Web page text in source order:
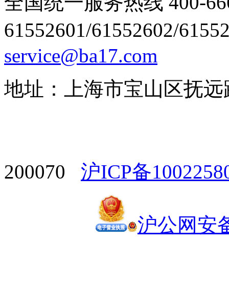
61552601/61552602/
service@ba17.com
地址：上海市宝山区抚
200070 沪ICP备
沪公网安